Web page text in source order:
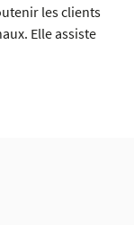
les clients
Elle assiste